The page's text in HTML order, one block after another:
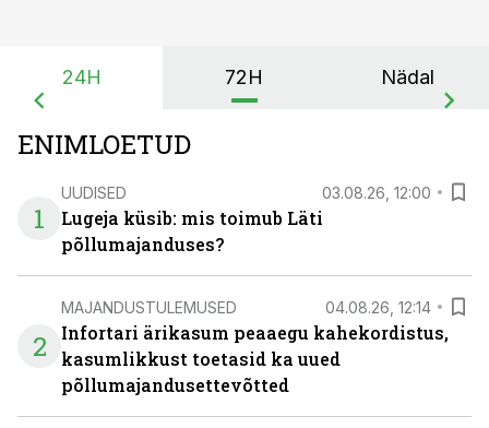
24H 72H Nädal
ENIMLOETUD
1
UUDISED 03.08.26, 12:00
Lugeja küsib: mis toimub Läti
põllumajanduses?
2
MAJANDUSTULEMUSED 04.08.26, 12:14
Infortari ärikasum peaaegu kahekordistus,
kasumlikkust toetasid ka uued
põllumajandusettevõtted